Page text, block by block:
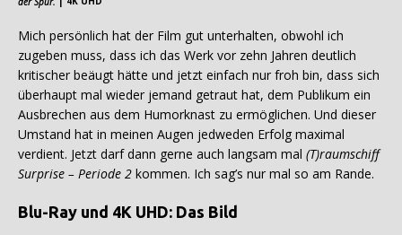
Mich persönlich hat der Film gut unterhalten, obwohl ich
zugeben muss, dass ich das Werk vor zehn Jahren deutlich
kritischer beäugt hätte und jetzt einfach nur froh bin, dass sich
überhaupt mal wieder jemand getraut hat, dem Publikum ein
Ausbrechen aus dem Humorknast zu ermöglichen. Und dieser
Umstand hat in meinen Augen jedweden Erfolg maximal
verdient. Jetzt darf dann gerne auch langsam mal (T)raumschiff
Surprise – Periode 2 kommen. Ich sag’s nur mal so am Rande.
Blu-Ray und 4K UHD: Das Bild